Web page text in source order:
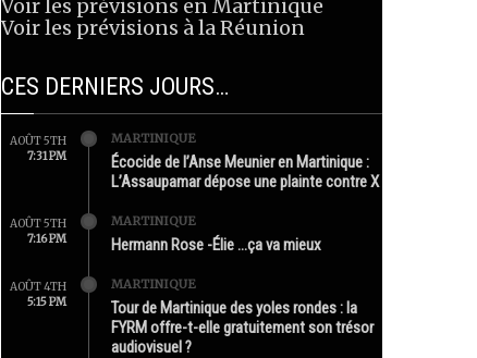
Voir les prévisions en Martinique
Voir les prévisions à la Réunion
CES DERNIERS JOURS…
AOÛT 5TH
7:31 PM
MARTINIQUE
Écocide de l’Anse Meunier en Martinique :
L’Assaupamar dépose une plainte contre X
AOÛT 5TH
7:16 PM
MARTINIQUE
Hermann Rose -Élie …ça va mieux
AOÛT 4TH
5:15 PM
MARTINIQUE
Tour de Martinique des yoles rondes : la
FYRM offre-t-elle gratuitement son trésor
audiovisuel ?